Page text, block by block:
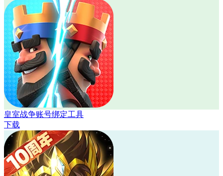
皇室战争账号绑定工具
下载